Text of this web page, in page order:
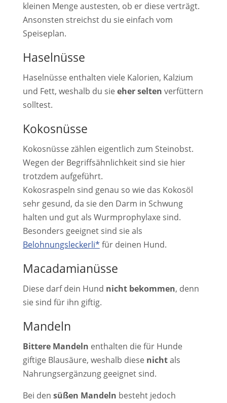
kleinen Menge austesten, ob er diese verträgt.
Ansonsten streichst du sie einfach vom
Speiseplan.
Haselnüsse
Haselnüsse enthalten viele Kalorien, Kalzium
und Fett, weshalb du sie eher selten verfüttern
solltest.
Kokosnüsse
Kokosnüsse zählen eigentlich zum Steinobst.
Wegen der Begriffsähnlichkeit sind sie hier
trotzdem aufgeführt.
Kokosraspeln sind genau so wie das Kokosöl
sehr gesund, da sie den Darm in Schwung
halten und gut als Wurmprophylaxe sind.
Besonders geeignet sind sie als
Belohnungsleckerli* für deinen Hund.
Macadamianüsse
Diese darf dein Hund nicht bekommen, denn
sie sind für ihn giftig.
Mandeln
Bittere Mandeln enthalten die für Hunde
giftige Blausäure, weshalb diese nichtals
Nahrungsergänzung geeignet sind.
Bei den süßen Mandeln besteht jedoch